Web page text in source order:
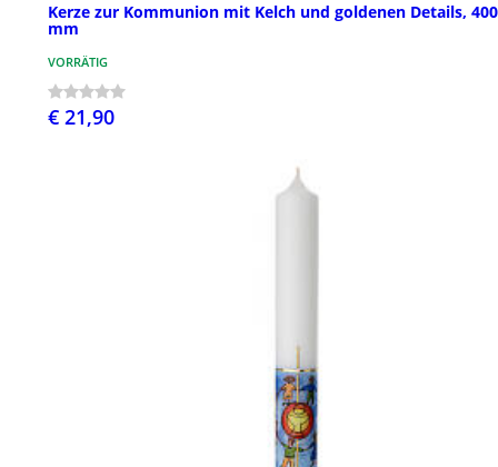
Kerze zur Kommunion mit Kelch und goldenen Details,
mm
VORRÄTIG
€ 21,90